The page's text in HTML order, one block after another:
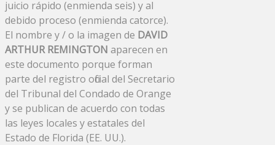
juicio rápido (enmienda seis) y al
debido proceso (enmienda catorce).
El nombre y / o la imagen de DAVID
ARTHUR REMINGTON aparecen en
este documento porque forman
parte del registro oficial del Secretario
del Tribunal del Condado de Orange
y se publican de acuerdo con todas
las leyes locales y estatales del
Estado de Florida (EE. UU.).